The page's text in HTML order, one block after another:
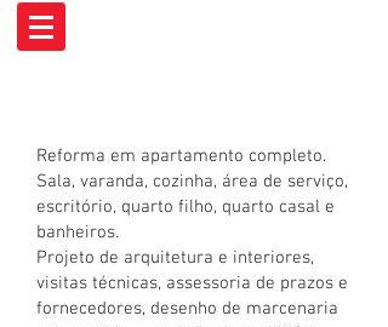
Reforma em apartamento completo.
Sala, varanda, cozinha, área de serviço,
escritório, quarto filho, quarto casal e
banheiros.
Projeto de arquitetura e interiores,
visitas técnicas, assessoria de prazos e
fornecedores, desenho de marcenaria